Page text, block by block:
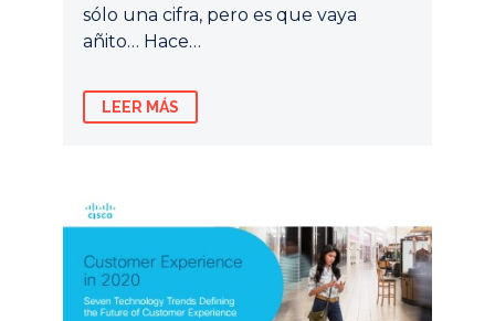
sólo una cifra, pero es que vaya
añito… Hace…
LEER MÁS